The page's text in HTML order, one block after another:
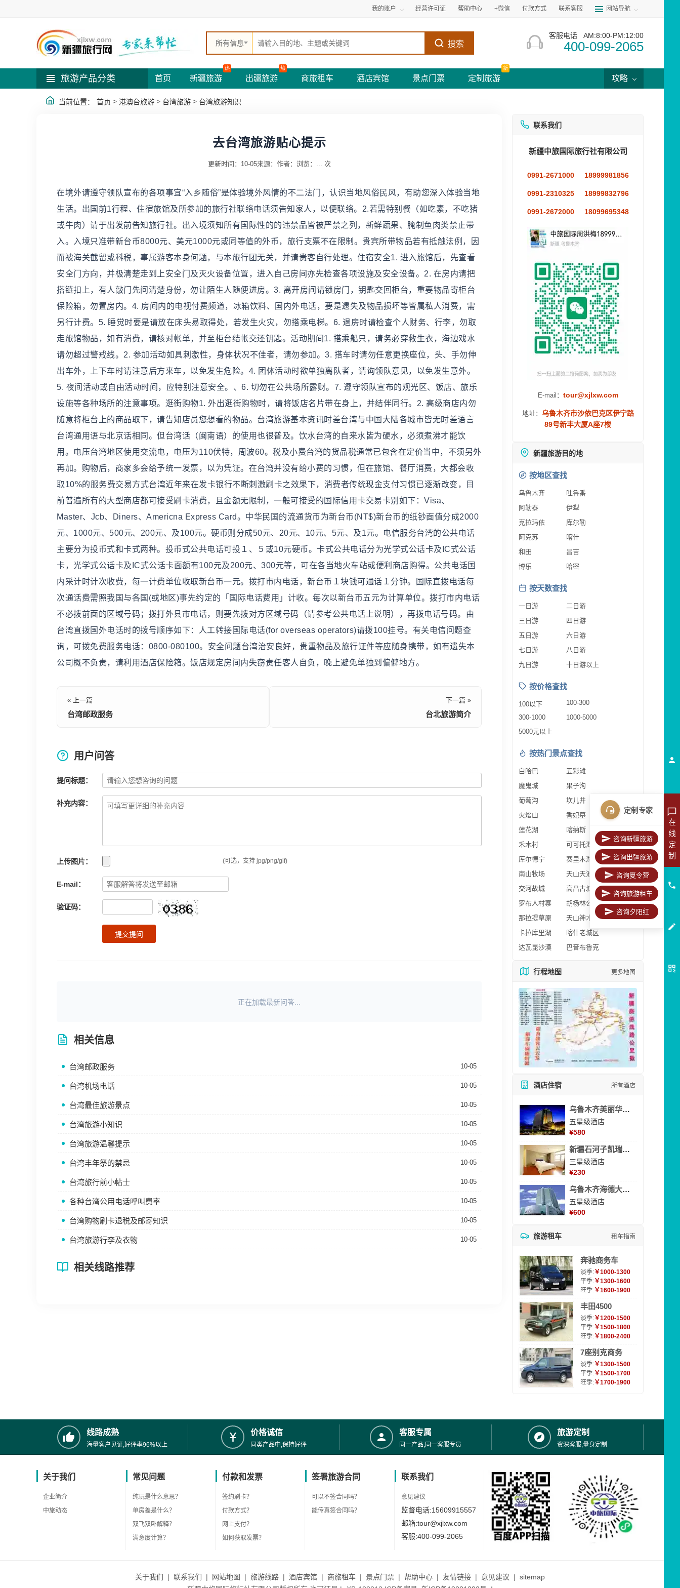
我的账户 经营许可证 帮助中心 +微信 付款方式 联系客服 网站导航
所有信息 搜索
客服电话 AM:8:00-PM:12:00
400-099-2065
旅游产品分类 首页 新疆旅游
热
出疆旅游
热
商旅租车 酒店宾馆 景点门票 定制旅游
新
攻略
当前位置： 首页 > 港澳台旅游 > 台湾旅游 > 台湾旅游知识
去台湾旅游贴心提示
更新时间：10-05来源： 作者： 浏览： ... 次
在境外请遵守领队宣布的各项事宜“入乡随俗”是体验境外风情的不二法门，认识当地风俗民风，有助您深入体验当地
生活。出国前1行程、住宿旅馆及所参加的旅行社联络电话须告知家人，以便联络。2.若需特别餐（如吃素，不吃猪
或牛肉）请于出发前告知旅行社。出入境须知所有国际性的的违禁品皆被严禁之列，新鲜蔬果、腌制鱼肉类禁止带
入。入境只准带新台币8000元、美元1000元或同等值的外币，旅行支票不在限制。贵宾所带物品若有抵触法例，因
而被海关截留或科税，事属游客本身何题，与本旅行团无关，并请贵客自行处理。住宿安全1. 进入旅馆后，先查看
安全门方向，并极清楚走到上安全门及灭火设备位置，进入自己房间亦先检查各项设施及安全设备。2. 在房内请把
搭链扣上，有人敲门先问清楚身份，勿让陌生人随便进房。3. 离开房间请锁房门，钥匙交回柜台，重要物品寄柜台
保险箱，勿置房内。4. 房间内的电视付费频道，冰箱饮料、国内外电话，要是遗失及物品损坏等皆属私人消费，需
另行计费。5. 睡觉时要是请放在床头易取得处，若发生火灾，勿搭乘电梯。6. 退房时请检查个人财务、行李，勿取
走旅馆物品，如有消费，请核对帐单，并至柜台结帐交还钥匙。活动期间1. 搭乘船只，请务必穿救生衣，海边戏水
请勿超过警戒线。2. 参加活动如具刺激性，身体状况不佳者，请勿参加。3. 搭车时请勿任意更换座位，头、手勿伸
出车外，上下车时请注意后方来车，以免发生危险。4. 团体活动时欲单独离队者，请询领队意见，以免发生意外。
5. 夜间活动或自由活动时间，应特别注意安全。、6. 切勿在公共场所露财。7. 遵守领队宣布的观光区、饭店、旅乐
设施等各种场所的注意事项。逛街购物1. 外出逛街购物时，请将饭店名片带在身上，并结伴同行。2. 高级商店内勿
随意将柜台上的商品取下，请告知店员您想看的物品。台湾旅游基本资讯时差台湾与中国大陆各城市皆无时差语言
台湾通用语与北京话相同。但台湾话（闽南语）的使用也很普及。饮水台湾的自来水皆为硬水，必须煮沸才能饮
用。电压台湾地区使用交流电，电压为110伏特，周波60。税及小费台湾的货品税通常已包含在定价当中，不须另外
再加。购物后，商家多会给予统一发票，以为凭证。在台湾并没有给小费的习惯，但在旅馆、餐厅消费，大都会收
取10%的服务费交易方式台湾近年来在发卡银行不断刺激刷卡之效果下，消费者传统现金支付习惯已逐渐改变，目
前普遍所有的大型商店都可接受刷卡消费，且金额无限制，一般可接受的国际信用卡交易卡别如下：Visa、
Master、Jcb、Diners、Americna Express Card。中华民国的流通货币为新台币(NT$)新台币的纸钞面值分成2000
元、1000元、500元、200元、及100元。硬币则分成50元、20元、10元、5元、及1元。电信服务台湾的公共电话
主要分为投币式和卡式两种。投币式公共电话可投１、５或10元硬币。卡式公共电话分为光学式公话卡及IC式公话
卡，光学式公话卡及IC式公话卡面额有100元及200元、300元等，可在各当地火车站或便利商店购得。公共电话国
内采计时计次收费，每一计费单位收取新台币一元。拨打市内电话，新台币１块钱可通话１分钟。国际直拨电话每
次通话费需照我国与各国(或地区)事先约定的「国际电话费用」计收。每次以新台币五元为计算单位。拨打市内电话
不必拨前面的区域号码；拨打外县市电话，则要先拨对方区域号码（请参考公共电话上说明），再拨电话号码。由
台湾直拨国外电话时的拨号顺序如下：人工转接国际电话(for overseas operators)请拨100挂号。有关电信问题查
询，可拨免费服务电话：0800-080100。安全问题台湾治安良好，贵重物品及旅行证件等应随身携带，如有遗失本
公司概不负责，请利用酒店保险箱。饭店规定房间内失窃责任客人自负，晚上避免单独到偏僻地方。
« 上一篇
台湾邮政服务
下一篇 »
台北旅游简介
用户问答
提问标题：
补充内容：
上传图片： (可选，支持 jpg/png/gif)
E-mail：
验证码：
提交提问
正在加载最新问答...
相关信息
台湾邮政服务 10-05
台湾机场电话 10-05
台湾最佳旅游景点 10-05
台湾旅游小知识 10-05
台湾旅游温馨提示 10-05
台湾丰年祭的禁忌 10-05
台湾旅行前小帖士 10-05
各种台湾公用电话呼叫费率 10-05
台湾购物刷卡退税及邮寄知识 10-05
台湾旅游行李及衣物 10-05
相关线路推荐
联系我们
新疆中旅国际旅行社有限公司
0991-2671000 18999981856
0991-2310325 18999832796
0991-2672000 18099695348
E-mail： tour@xjlxw.com
地址： 乌鲁木齐市沙依巴克区伊宁路
89号新丰大厦A座7楼
新疆旅游目的地
按地区查找
乌鲁木齐
吐鲁番
阿勒泰
伊犁
克拉玛依
库尔勒
阿克苏
喀什
和田
昌吉
博乐
哈密
按天数查找
一日游
二日游
三日游
四日游
五日游
六日游
七日游
八日游
九日游
十日游以上
按价格查找
100以下
100-300
300-1000
1000-5000
5000元以上
按热门景点查找
白哈巴
五彩滩
魔鬼城
果子沟
葡萄沟
坎儿井
火焰山
香妃墓
莲花湖
喀纳斯
禾木村
可可托海
库尔德宁
赛里木湖
南山牧场
天山天池
交河故城
高昌古城
罗布人村寨
胡杨林公园
那拉提草原
天山神木园
卡拉库里湖
喀什老城区
达瓦昆沙漠
巴音布鲁克
行程地图 更多地图
酒店住宿 所有酒店
乌鲁木齐美丽华大酒
五星级酒店
¥580
新疆石河子凯瑞酒店
三星级酒店
¥230
乌鲁木齐海德大酒店
五星级酒店
¥600
旅游租车 租车指南
奔驰商务车
淡季:￥1000-1300
平季:￥1300-1600
旺季:￥1600-1900
丰田4500
淡季:￥1200-1500
平季:￥1500-1800
旺季:￥1800-2400
7座别克商务
淡季:￥1300-1500
平季:￥1500-1700
旺季:￥1700-1900
线路成熟
海量客户见证,好评率96%以上
价格诚信
同类产品中,保持好评
客服专属
同一产品,同一客服专员
旅游定制
资深客服,量身定制
关于我们
企业简介
中旅动态
常见问题
纯玩是什么意思？
单房差是什么？
双飞双卧解释？
满意度计算？
付款和发票
签约刷卡？
付款方式？
网上支付？
如何获取发票？
签署旅游合同
可以不签合同吗？
能传真签合同吗？
联系我们
意见建议
监督电话:15609915557
邮箱:tour@xjlxw.com
客服:400-099-2065
关于我们 | 联系我们 | 网站地图 | 旅游线路 | 酒店宾馆 | 商旅租车 | 景点门票 | 帮助中心 | 友情链接 | 意见建议 | sitemap
在
线
定
制
定制专家
咨询新疆旅游
咨询出疆旅游
咨询夏令营
咨询旅游租车
咨询夕阳红